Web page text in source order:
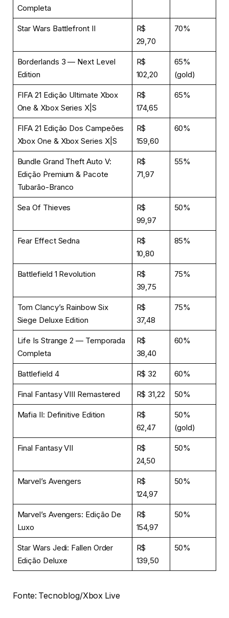
Completa
Star Wars Battlefront II
R$
29,70
70%
Borderlands 3 — Next Level
Edition
R$
102,20
65%
(gold)
FIFA 21 Edição Ultimate Xbox
One & Xbox Series X|S
R$
174,65
65%
FIFA 21 Edição Dos Campeões
Xbox One & Xbox Series X|S
R$
159,60
60%
Bundle Grand Theft Auto V:
Edição Premium & Pacote
Tubarão-Branco
R$
71,97
55%
Sea Of Thieves
R$
99,97
50%
Fear Effect Sedna
R$
10,80
85%
Battlefield 1 Revolution
R$
39,75
75%
Tom Clancy’s Rainbow Six
Siege Deluxe Edition
R$
37,48
75%
Life Is Strange 2 — Temporada
Completa
R$
38,40
60%
Battlefield 4 R$ 32 60%
Final Fantasy VIII Remastered R$ 31,22 50%
Mafia II: Definitive Edition
R$
62,47
50%
(gold)
Final Fantasy VII
R$
24,50
50%
Marvel’s Avengers
R$
124,97
50%
Marvel’s Avengers: Edição De
Luxo
R$
154,97
50%
Star Wars Jedi: Fallen Order
Edição Deluxe
R$
139,50
50%
Fonte: Tecnoblog/Xbox Live